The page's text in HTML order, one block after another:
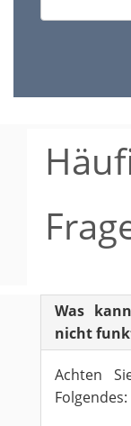
Was
nicht
Achten
Folgendes: